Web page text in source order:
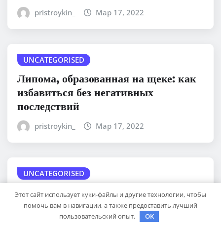
pristroykin_ Мар 17, 2022
UNCATEGORISED
Липома, образованная на щеке: как
избавиться без негативных
последствий
pristroykin_ Мар 17, 2022
UNCATEGORISED
Папилайт от папиллом и бородавок:
инструкция, состав, действия и
Этот сайт использует куки-файлы и другие технологии, чтобы
помочь вам в навигации, а также предоставить лучший
пользовательский опыт.
OK